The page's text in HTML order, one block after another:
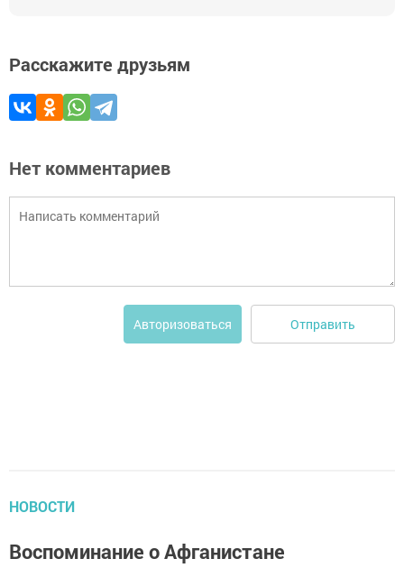
Расскажите друзьям
Нет комментариев
Авторизоваться Отправить
НОВОСТИ
Воспоминание о Афганистане